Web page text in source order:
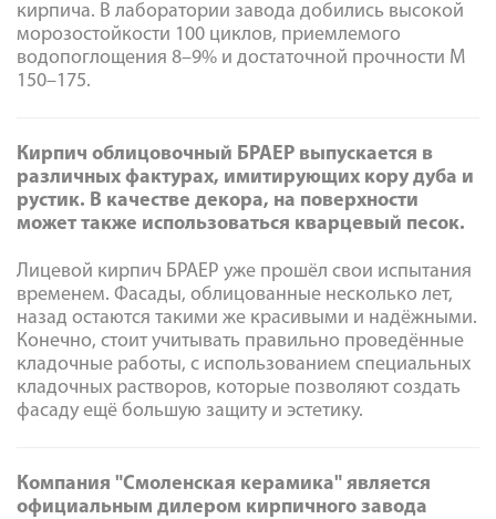
кирпича. В лаборатории завода добились высокой
морозостойкости 100 циклов, приемлемого
водопоглощения 8–9% и достаточной прочности М
150–175.
Кирпич облицовочный БРАЕР выпускается в
различных фактурах, имитирующих кору дуба и
рустик. В качестве декора, на поверхности
может также использоваться кварцевый песок.
Лицевой кирпич БРАЕР уже прошёл свои испытания
временем. Фасады, облицованные несколько лет,
назад остаются такими же красивыми и надёжными.
Конечно, стоит учитывать правильно проведённые
кладочные работы, с использованием специальных
кладочных растворов, которые позволяют создать
фасаду ещё большую защиту и эстетику.
Компания "Смоленская керамика" является
официальным дилером кирпичного завода